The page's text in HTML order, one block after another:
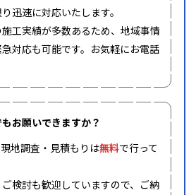
迅速に対応いたします。
工実績が多数あるため、地域事情
対応も可能です。お気軽にお電話
お願いできますか？
地調査・見積もりは無料で行って
検討も歓迎していますので、ご納